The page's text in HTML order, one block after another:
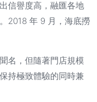
信譽度高，融匯各地
2018 年 9 月，海底撈
名，但隨著門店規模
持極致體驗的同時兼